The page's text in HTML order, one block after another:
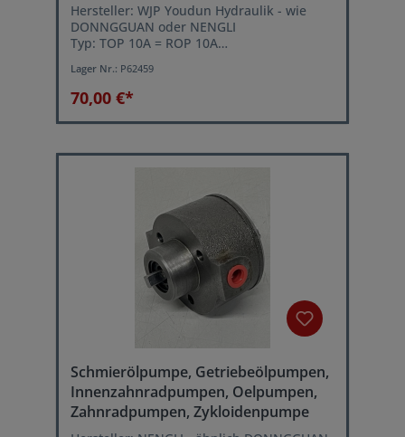
Hersteller: WJP Youdun Hydraulik - wie
DONNGGUAN oder NENGLI
Typ: TOP 10A = ROP 10A
Volumenstrom: ca. 1,2 Liter/min. bei 1500
U/min.
Lager Nr.: P62459
70,00 €*
Schmierölpumpe, Getriebeölpumpen,
Innenzahnradpumpen, Oelpumpen,
Zahnradpumpen, Zykloidenpumpe